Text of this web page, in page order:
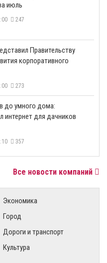
июль
247
Правительству
корпоративного
273
до умного дома:
интернет для дачников
357
Все новости компаний
Экономика
Город
Дороги и транспорт
Культура